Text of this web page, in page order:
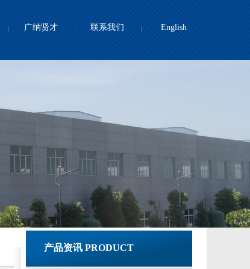
广纳贤才 联系我们 English
产品资讯 PRODUCT